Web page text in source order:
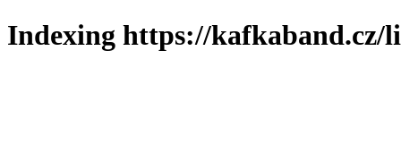
Indexing https://kafkaband.cz/